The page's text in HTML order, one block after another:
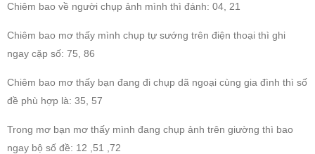
Chiêm bao về người chụp ảnh mình thì đánh: 04, 21
Chiêm bao mơ thấy mình chụp tự sướng trên điện thoại thì ghi
ngay cặp số: 75, 86
Chiêm bao mơ thấy bạn đang đi chụp dã ngoại cùng gia đình thì số
đề phù hợp là: 35, 57
Trong mơ bạn mơ thấy mình đang chụp ảnh trên giường thì bao
ngay bộ số đề: 12 ,51 ,72